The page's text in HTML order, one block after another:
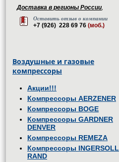
Доставка в регионы России,
Оставить отзыв о компании
+7 (926) 228 69 76 (моб.)
Воздушные и газовые
компрессоры
Акции!!!
Компрессоры AERZENER
Компрессоры BOGE
Компрессоры GARDNER
DENVER
Компрессоры REMEZA
Компрессоры INGERSOLL
RAND